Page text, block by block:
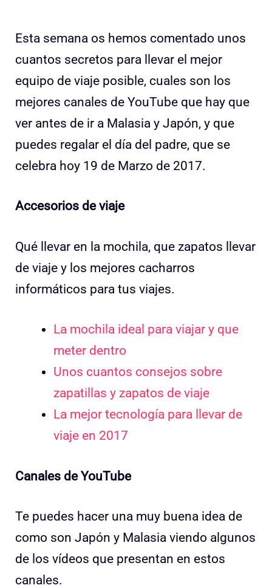
Esta semana os hemos comentado unos
cuantos secretos para llevar el mejor
equipo de viaje posible, cuales son los
mejores canales de YouTube que hay que
ver antes de ir a Malasia y Japón, y que
puedes regalar el día del padre, que se
celebra hoy 19 de Marzo de 2017.
Accesorios de viaje
Qué llevar en la mochila, que zapatos llevar
de viaje y los mejores cacharros
informáticos para tus viajes.
La mochila ideal para viajar y que
meter dentro
Unos cuantos consejos sobre
zapatillas y zapatos de viaje
La mejor tecnología para llevar de
viaje en 2017
Canales de YouTube
Te puedes hacer una muy buena idea de
como son Japón y Malasia viendo algunos
de los vídeos que presentan en estos
canales.